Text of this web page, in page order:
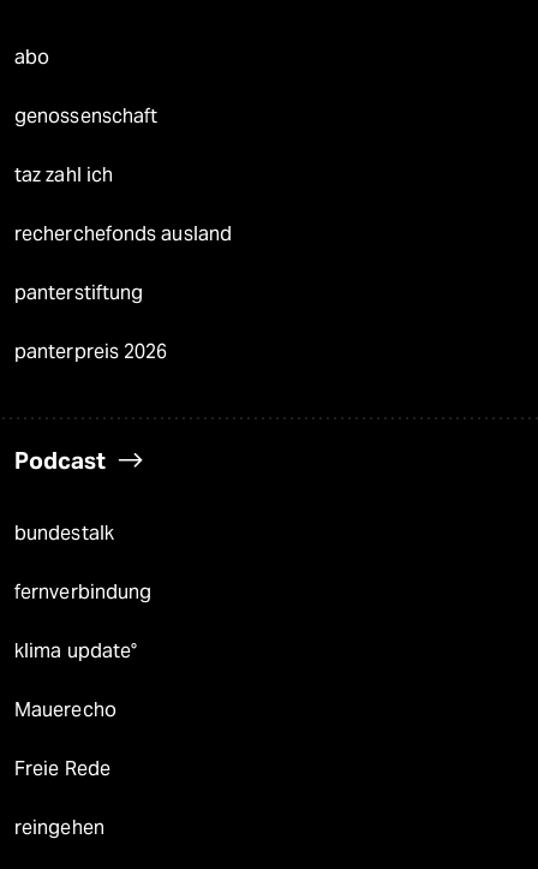
abo
genossenschaft
taz zahl ich
recherchefonds ausland
panterstiftung
panterpreis 2026
Podcast
bundestalk
fernverbindung
klima update°
Mauerecho
Freie Rede
reingehen